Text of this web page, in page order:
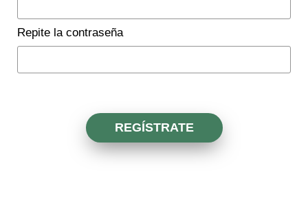
Repite la contraseña
REGÍSTRATE